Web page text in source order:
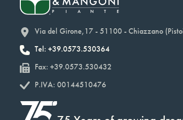
Via del Girone,17 - 51100 - Chiazzano
Tel: +39.0573.530364
Fax: +39.0573.530432
P.IVA: 00144510476